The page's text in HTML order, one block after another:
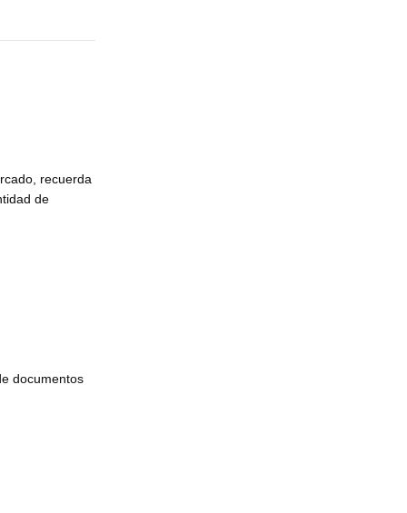
recuerda
de
documentos